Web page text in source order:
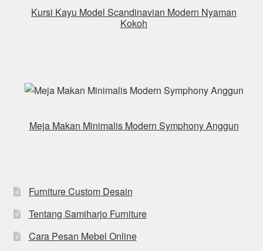
Kursi Kayu Model Scandinavian Modern Nyaman
Kokoh
Meja Makan Minimalis Modern Symphony Anggun
Furniture Custom Desain
Tentang Samiharjo Furniture
Cara Pesan Mebel Online